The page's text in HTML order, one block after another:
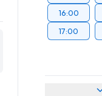
16:00
17:00